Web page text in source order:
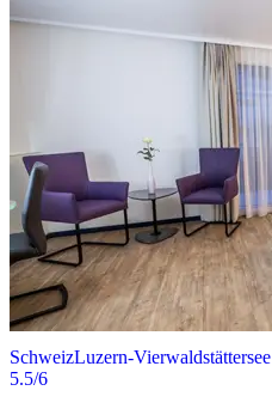
SchweizLuzern-Vierwaldstättersee
5.5/6